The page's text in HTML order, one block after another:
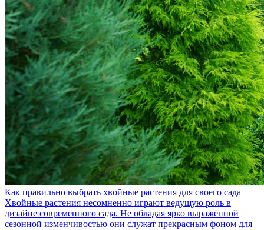
Как правильно выбрать хвойные растения для своего сада
Хвойные растения несомненно играют ведущую роль в
дизайне современного сада. Не обладая ярко выраженной
сезонной изменчивостью они служат прекрасным фоном для